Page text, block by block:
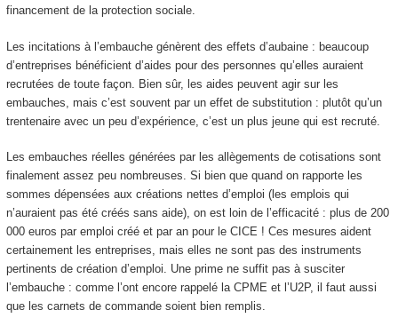
financement de la protection sociale.
Les incitations à l’embauche génèrent des effets d’aubaine : beaucoup
d’entreprises bénéficient d’aides pour des personnes qu’elles auraient
recrutées de toute façon. Bien sûr, les aides peuvent agir sur les
embauches, mais c’est souvent par un effet de substitution : plutôt qu’un
trentenaire avec un peu d’expérience, c’est un plus jeune qui est recruté.
Les embauches réelles générées par les allègements de cotisations sont
finalement assez peu nombreuses. Si bien que quand on rapporte les
sommes dépensées aux créations nettes d’emploi (les emplois qui
n’auraient pas été créés sans aide), on est loin de l’efficacité : plus de 200
000 euros par emploi créé et par an pour le CICE ! Ces mesures aident
certainement les entreprises, mais elles ne sont pas des instruments
pertinents de création d’emploi. Une prime ne suffit pas à susciter
l’embauche : comme l’ont encore rappelé la CPME et l’U2P, il faut aussi
que les carnets de commande soient bien remplis.